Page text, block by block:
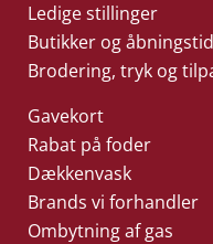
Ledige stillinger
Butikker og
Brodering, tryk og
Gavekort
Rabat på foder
Dækkenvask
Brands vi forhandler
Ombytning af gas